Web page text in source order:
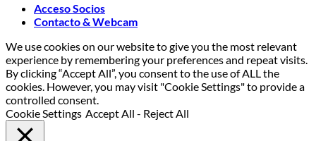
Acceso Socios
Contacto & Webcam
We use cookies on our website to give you the most relevant
experience by remembering your preferences and repeat visits.
By clicking “Accept All”, you consent to the use of ALL the
cookies. However, you may visit "Cookie Settings" to provide a
controlled consent.
Cookie Settings Accept All - Reject All